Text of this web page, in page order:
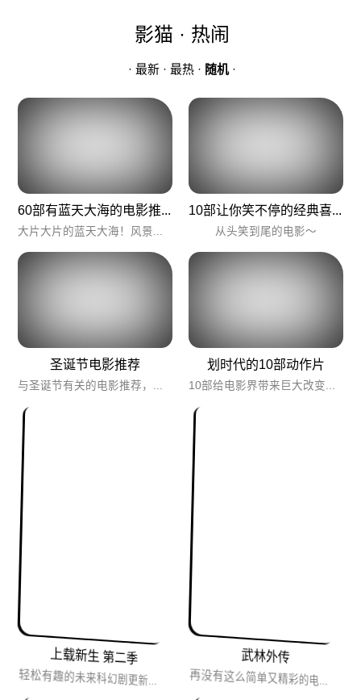
影猫 · 热闹
· 最新 · 最热 · 随机 ·
从头笑到尾的电影～
圣诞节电影推荐 划时代的10部动作片
上载新生 第二季 武林外传